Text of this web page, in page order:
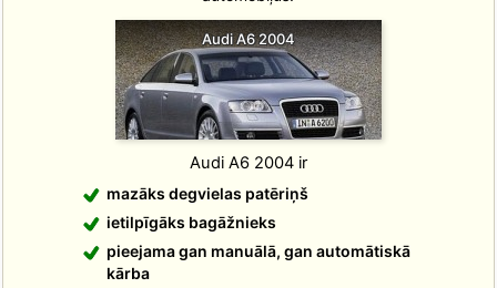
Audi A6 2004
Audi A6 2004 ir
mazāks degvielas patēriņš
ietilpīgāks bagāžnieks
pieejama gan manuālā, gan automātiskā
kārba